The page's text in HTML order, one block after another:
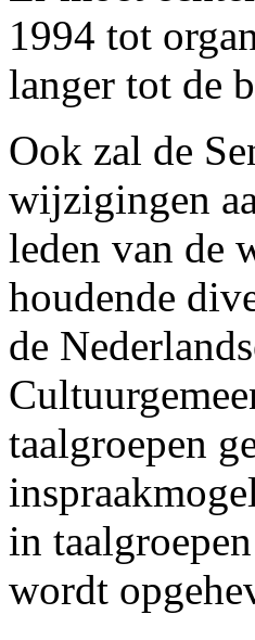
1994 tot
langer tot de
Ook zal de
wijzigingen
leden van de
houdende
de
taalgroepen
in
wordt